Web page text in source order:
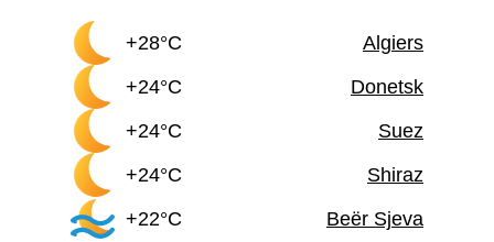
+28°C
Algiers
+24°C
Donetsk
+24°C
Suez
+24°C
Shiraz
+22°C
Beër Sjeva